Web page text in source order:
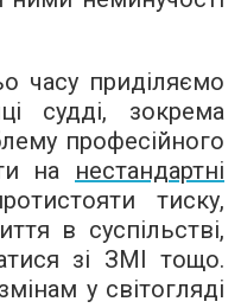
часу приділяємо
судді, зокрема
професійного
на нестандартні
тиску,
в суспільстві,
зі ЗМІ тощо.
у світогляді